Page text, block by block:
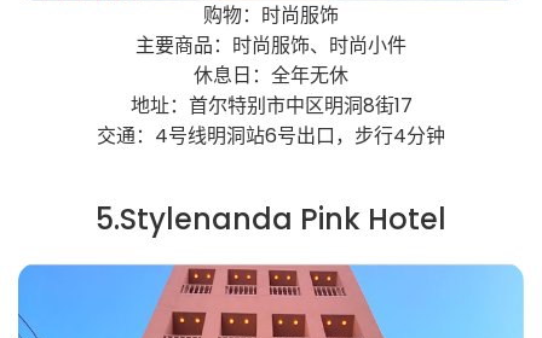
购物：时尚服饰
主要商品：时尚服饰、时尚小件
休息日：全年无休
地址：首尔特别市中区明洞8街17
交通：4号线明洞站6号出口，步行4分钟
5.Stylenanda Pink Hotel